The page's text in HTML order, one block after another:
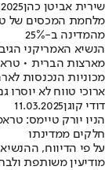
שירית אביטן כהן
מלחמת המכסים של
מהמדינה ב-25%
הנשיא האמריקני
מארצות הברית •
ארוכי טווח לא יוסרו
דודי קוגן11.03.2025
הניו יורק טיימס:
חלקים ממדינתו
על פי הדיווח,
מודיעין משותפת